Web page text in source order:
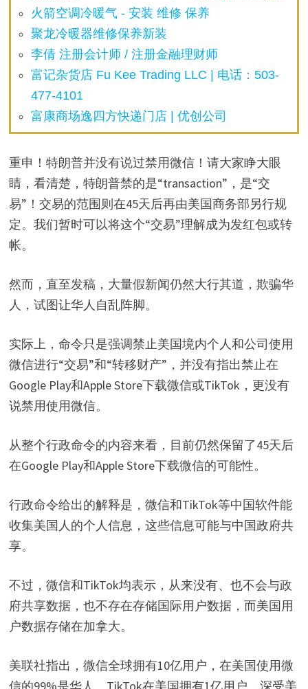
火箭空调冷暖气 - 安装 维修 保养
聚龙冷暖器维修保养新装
李倩 注册会计师 / 注册金融理财师
富记杂货店 Fu Kee Trading LLC | 电话：503-
477-4101
富康商场逸四方快递门店 | 优创公司
重申！特朗普并没有说过禁用微信！请大家睁大眼
睛，看清楚，特朗普禁的是“transaction”，是“交
易”！交易的范围则在45天后再由美国商务部另行规
定。我们暂时可以将这个“交易”理解成为发红包或转
帐。
然而，直至发稿，大量假新闻仍然大行其道，欺骗华
人，试图让华人自乱阵脚。
实际上，命令只是强调禁止美国境内个人和公司使用
微信进行“交易”和“转移财产”，并没有指出禁止在
Google Play和Apple Store下载微信或TikTok，更没有
说禁用使用微信。
从整个行政命令的内容来看，目前仍然保留了45天后
在Google Play和Apple Store下载微信的可能性。
行政命令给出的解释是，微信和TikTok等中国软件能
收集美国人的个人信息，这些信息可能与中国政府共
享。
不过，微信和TikTok均表示，从来没有、也不会与政
府共享数据，也不存在存储国际用户数据，而美国用
户数据存储在加拿大。
美联社指出，微信全球拥有10亿用户，在美国使用微